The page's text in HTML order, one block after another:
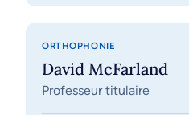
ORTHOPHONIE
David McFarland
Professeur titulaire